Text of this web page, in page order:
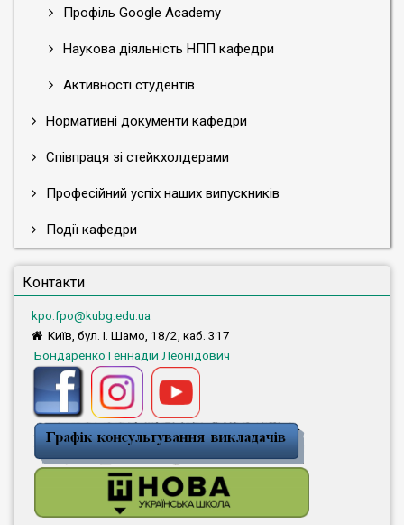
Профіль Google Academy
Наукова діяльність НПП кафедри
Активності студентів
Нормативні документи кафедри
Співпраця зі стейкхолдерами
Професійний успіх наших випускників
Події кафедри
Контакти
kpo.fpo@kubg.edu.ua
Київ, бул. І. Шамо, 18/2, каб. 317
Бондаренко Геннадій Леонідович